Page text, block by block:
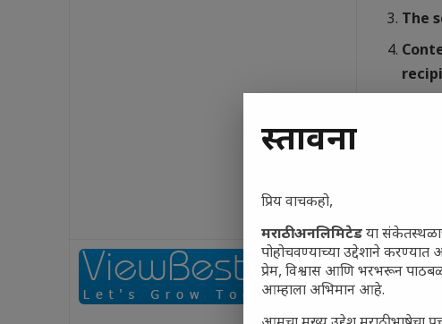
The
General
(IQ) is
our
प्रस्तावना
प्रिय वाचकहो,
मराठी अनलिमिटेडया
पोहोचवण्याच्या उद्देशाने करण्यात
प्रेम, विश्वास आणि भरभरून
आम्हाला अभिमान आहे.